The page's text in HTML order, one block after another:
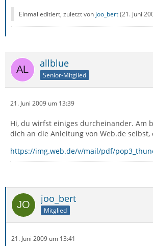
Einmal editiert, zuletzt von joo_bert(21. Juni
allblue
Senior-Mitglied
21. Juni 2009 um 13:39
Hi, du wirfst einiges durcheinander. Am
dich an die Anleitung von Web.de
https://img.web.de/v/mail/pdf/
joo_bert
Mitglied
21. Juni 2009 um 13:41